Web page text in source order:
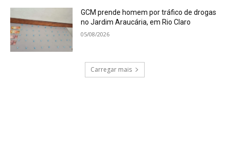
GCM prende homem por tráfico de drogas
no Jardim Araucária, em Rio Claro
05/08/2026
Carregar mais